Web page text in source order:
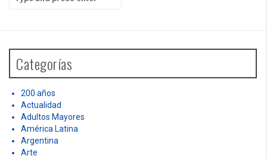
h
o
Categorías
200 años
Actualidad
Adultos Mayores
América Latina
Argentina
Arte